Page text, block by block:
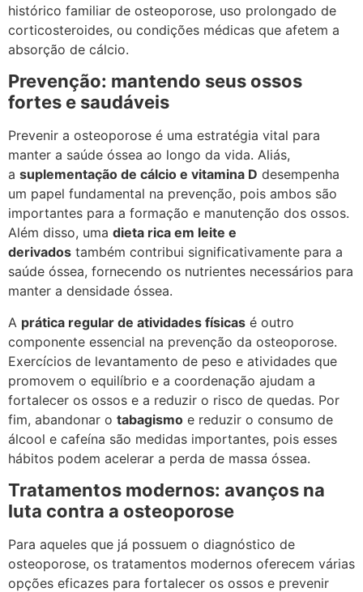
histórico familiar de osteoporose, uso prolongado de
corticosteroides, ou condições médicas que afetem a
absorção de cálcio.
Prevenção: mantendo seus ossos
fortes e saudáveis
Prevenir a osteoporose é uma estratégia vital para
manter a saúde óssea ao longo da vida. Aliás,
a suplementação de cálcio e vitamina D desempenha
um papel fundamental na prevenção, pois ambos são
importantes para a formação e manutenção dos ossos.
Além disso, uma dieta rica em leite e
derivados também contribui significativamente para a
saúde óssea, fornecendo os nutrientes necessários para
manter a densidade óssea.
A prática regular de atividades físicas é outro
componente essencial na prevenção da osteoporose.
Exercícios de levantamento de peso e atividades que
promovem o equilíbrio e a coordenação ajudam a
fortalecer os ossos e a reduzir o risco de quedas. Por
fim, abandonar o tabagismo e reduzir o consumo de
álcool e cafeína são medidas importantes, pois esses
hábitos podem acelerar a perda de massa óssea.
Tratamentos modernos: avanços na
luta contra a osteoporose
Para aqueles que já possuem o diagnóstico de
osteoporose, os tratamentos modernos oferecem várias
opções eficazes para fortalecer os ossos e prevenir